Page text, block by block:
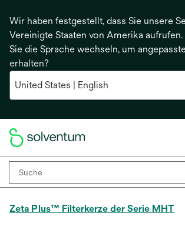
Wir haben festgestellt, dass Sie unsere
Vereinigte Staaten von Amerika
Sie die Sprache wechseln, um
erhalten?
Zeta Plus™ Filterkerze der Serie MHT